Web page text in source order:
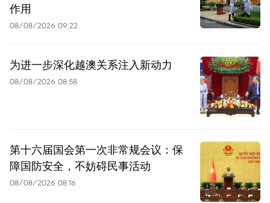
作用
08/08/2026 09:22
为进一步深化越澳关系注入新动力
08/08/2026 08:58
第十六届国会第一次非常规会议：保
障国防安全，不妨碍民事活动
08/08/2026 08:16